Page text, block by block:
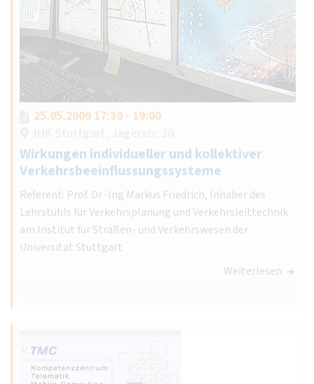
25.05.2009 17:30 - 19:00
Wirkungen individueller und kollektiver
Verkehrsbeeinflussungssysteme
Referent: Prof. Dr.-Ing Markus Friedrich, Inhaber des
Lehrstuhls für Verkehrsplanung und Verkehrsleittechnik
am Institut für Straßen- und Verkehrswesen der
Universität Stuttgart
Weiterlesen